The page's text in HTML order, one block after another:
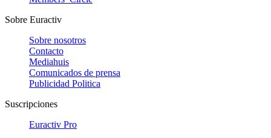
Sobre Euractiv
Sobre nosotros
Contacto
Mediahuis
Comunicados de prensa
Publicidad Politica
Suscripciones
Euractiv Pro